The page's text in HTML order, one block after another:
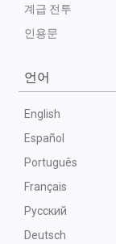
계급 전투
인용문
언어
English
Español
Português
Français
Русский
Deutsch